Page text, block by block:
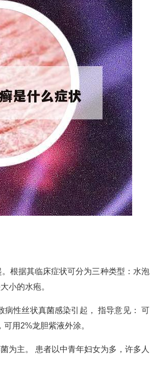
根据其临床症状可分为三种类型：水泡
小的水疱。
病性丝状真菌感染引起， 指导意见： 可
用2%龙胆紫液外涂。
为主。 患者以中青年妇女为多，许多人